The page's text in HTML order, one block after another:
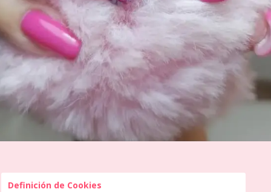
Definición de Cookies